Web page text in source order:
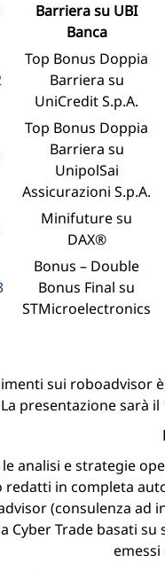
Barriera su UBI
Banca
Top Bonus Doppia
Barriera su
UniCredit S.p.A.
Top Bonus Doppia
Barriera su
UnipolSai
Assicurazioni S.p.A.
Minifuture su
DAX®
Bonus – Double
Bonus Final su
STMicroelectronics
sui roboadvisor è
La presentazione sarà
analisi e strategie
in completa
(consulenza
Cyber Trade basati